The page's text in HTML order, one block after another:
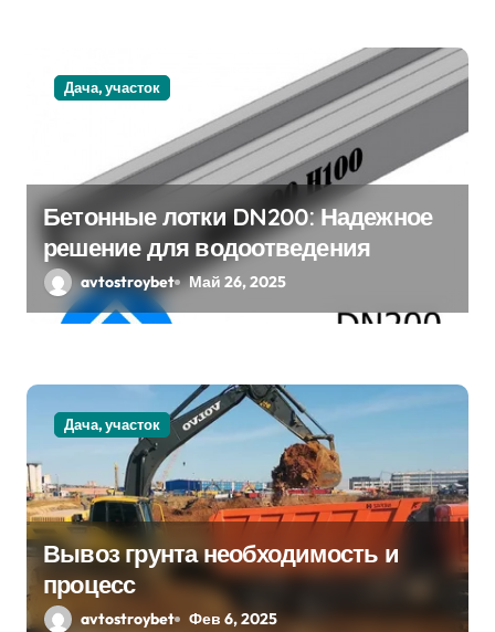
Дача, участок
Бетонные лотки DN200: Надежное
решение для водоотведения
avtostroybet Май 26, 2025
Дача, участок
Вывоз грунта необходимость и
процесс
avtostroybet Фев 6, 2025